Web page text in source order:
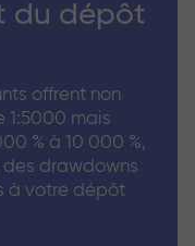
du dépôt
offrent non
1:5000 mais
% à 10 000 %,
drawdowns
à votre dépôt